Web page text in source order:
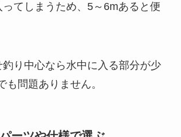
てしまうため、5～6mあると便
り中心なら水中に入る部分が少
も問題ありません。